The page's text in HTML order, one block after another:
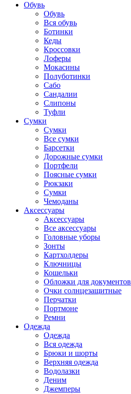
Обувь
Обувь
Вся обувь
Ботинки
Кеды
Кроссовки
Лоферы
Мокасины
Полуботинки
Сабо
Сандалии
Слипоны
Туфли
Сумки
Сумки
Все сумки
Барсетки
Дорожные сумки
Портфели
Поясные сумки
Рюкзаки
Сумки
Чемоданы
Аксессуары
Аксессуары
Все аксессуары
Головные уборы
Зонты
Картхолдеры
Ключницы
Кошельки
Обложки для документов
Очки солнцезащитные
Перчатки
Портмоне
Ремни
Одежда
Одежда
Вся одежда
Брюки и шорты
Верхняя одежда
Водолазки
Деним
Джемперы